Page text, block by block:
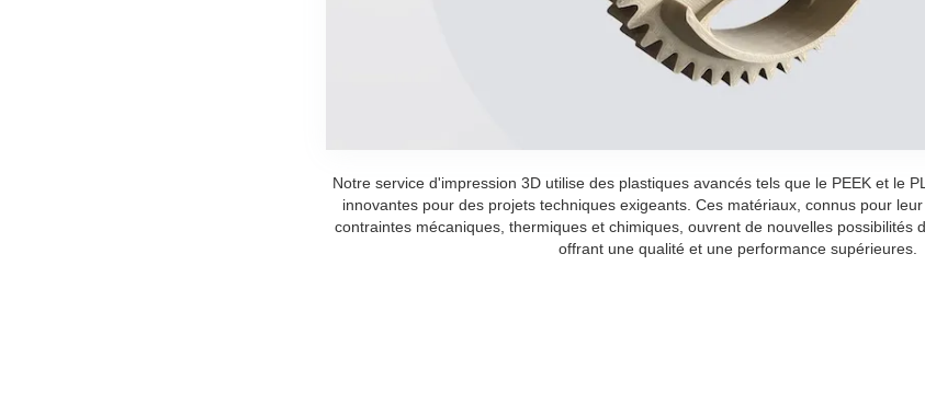
Notre service d'impression 3D utilise des plastiques avancés tels que le PEEK et le
innovantes pour des projets techniques exigeants. Ces matériaux, connus pour
contraintes mécaniques, thermiques et chimiques, ouvrent de nouvelles possibilités
offrant une qualité et une performance supérieures.